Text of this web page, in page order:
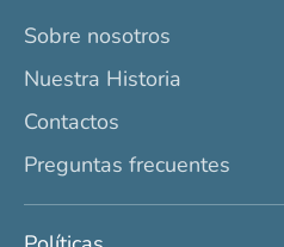
Sobre nosotros
Nuestra Historia
Contactos
Preguntas frecuentes